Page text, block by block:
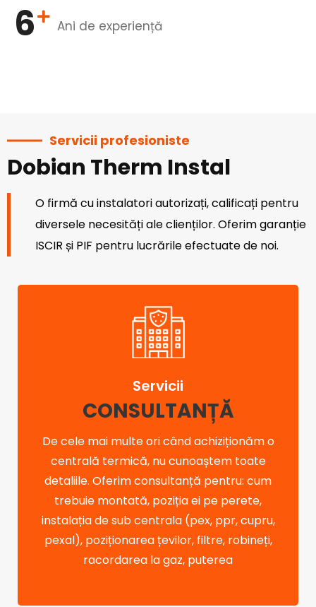
6 Ani de experiență
Servicii profesioniste
Dobian Therm Instal
O firmă cu instalatori autorizați, calificați pentru
diversele necesități ale clienților. Oferim garanție
ISCIR și PIF pentru lucrările efectuate de noi.
Servicii
CONSULTANȚĂ
De cele mai multe ori când achiziționăm o
centrală termică, nu cunoaștem toate
detaliile. Oferim consultanță pentru: cum
trebuie montată, poziția ei pe perete,
instalația de sub centrala (pex, ppr, cupru,
pexal), poziționarea țevilor, filtre, robineți,
racordarea la gaz, puterea